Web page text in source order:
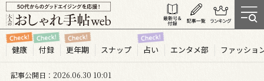
健康 付録 更年期 スナップ 占い エンタメ部 ファッショ
記事公開日 2026.06 30 10:01